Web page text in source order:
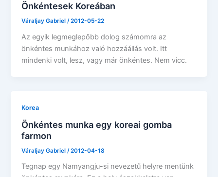
Önkéntesek Koreában
Váraljay Gabriel/2012-05-22
Az egyik legmeglepőbb dolog számomra az
önkéntes munkához való hozzáállás volt. Itt
mindenki volt, lesz, vagy már önkéntes. Nem vicc.
Korea
Önkéntes munka egy koreai gomba
farmon
Váraljay Gabriel /2012-04-18
Tegnap egy Namyangju-si nevezetű helyre mentünk